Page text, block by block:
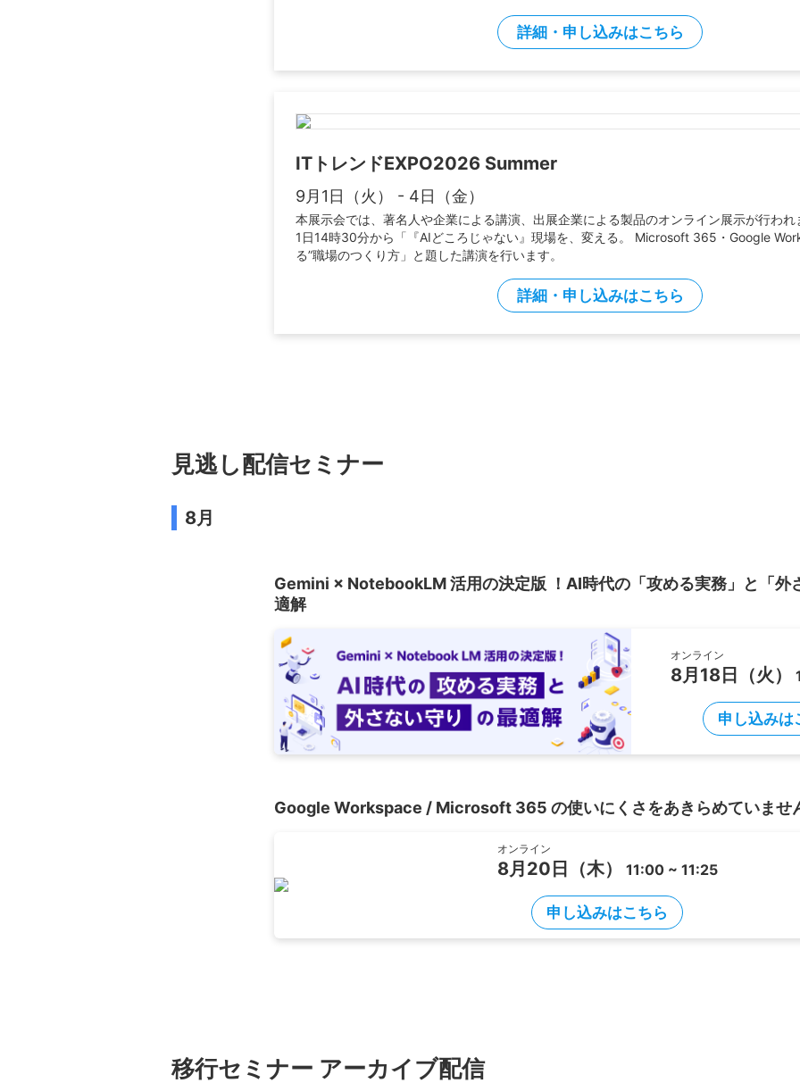
詳細・申し込みはこちら
ITトレンドEXPO2026 Summer
9月1日（火） - 4日（金）
本展示会では、著名人や企業による講演、出展企業による製品のオンライン展示が行わ
1日14時30分から「『AIどころじゃない』現場を、変える。 Microsoft 365・Google
る”職場のつくり方」と題した講演を行います。
詳細・申し込みはこちら
見逃し配信セミナー
8月
Gemini × NotebookLM 活用の決定版 ！AI時代の「攻める実務」と「外
適解
オンライン
8月18日（火）
申し込みは
Google Workspace / Microsoft 365 の使いにくさをあきらめていませ
オンライン
8月20日（木） 11:00 ~ 11:25
申し込みはこちら
移行セミナー アーカイブ配信